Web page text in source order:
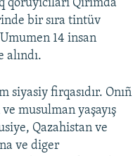
Qırımda
bir sıra tintüv
14 insan
firqasıdır. Onıñ
musulman yaşayış
Qazahistan ve
ve diger